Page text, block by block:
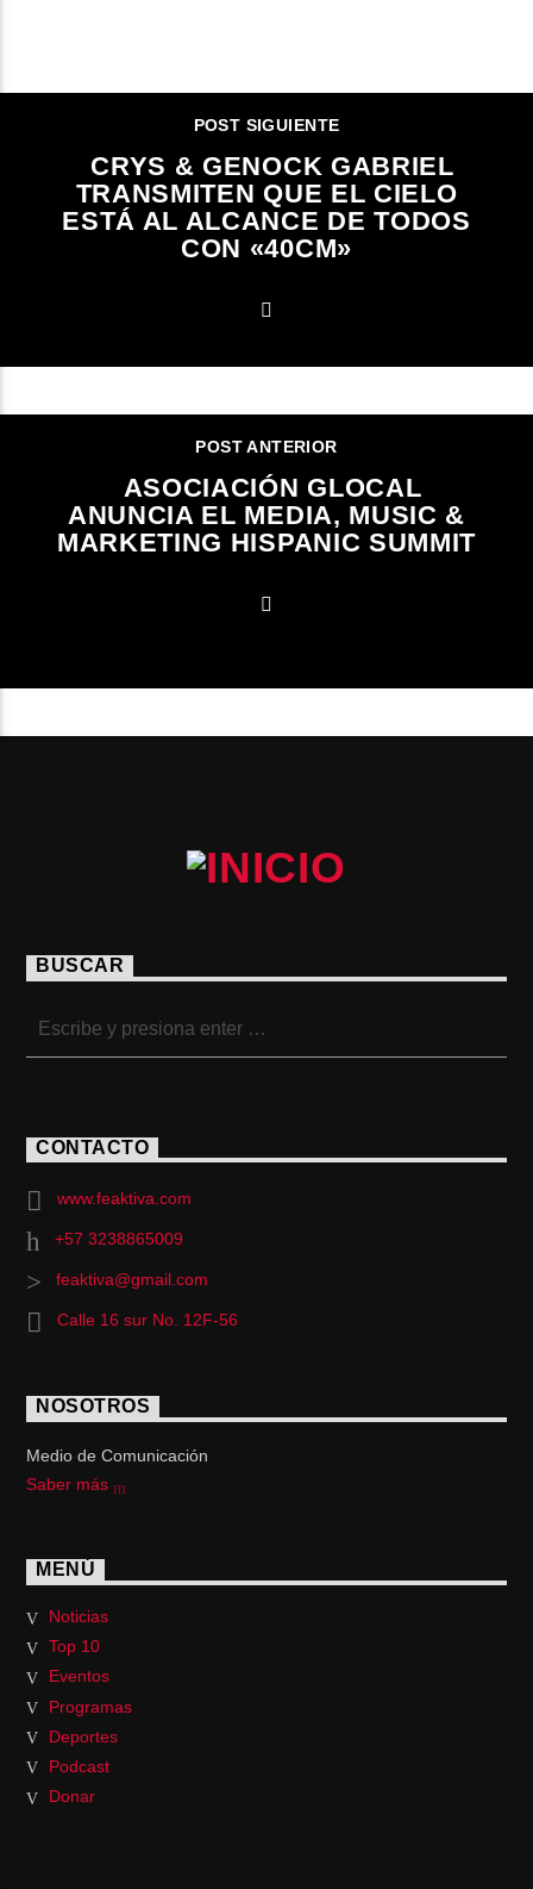
POST SIGUIENTE
CRYS & GENOCK GABRIEL
TRANSMITEN QUE EL CIELO
ESTÁ AL ALCANCE DE TODOS
CON «40CM»
POST ANTERIOR
ASOCIACIÓN GLOCAL
ANUNCIA EL MEDIA, MUSIC &
MARKETING HISPANIC SUMMIT
BUSCAR
CONTACTO
www.feaktiva.com
+57 3238865009
feaktiva@gmail.com
Calle 16 sur No. 12F-56
NOSOTROS
Medio de Comunicación
Saber más
MENÚ
Noticias
Top 10
Eventos
Programas
Deportes
Podcast
Donar